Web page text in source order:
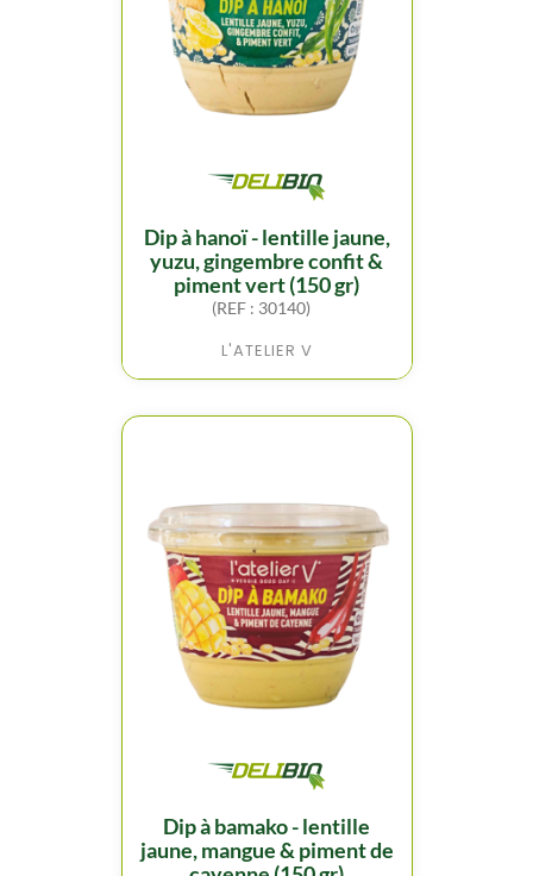
dip à hanoï - lentille jaune,
yuzu, gingembre confit &
piment vert (150 gr)
(REF : 30140)
L'ATELIER V
dip à bamako - lentille
jaune, mangue & piment de